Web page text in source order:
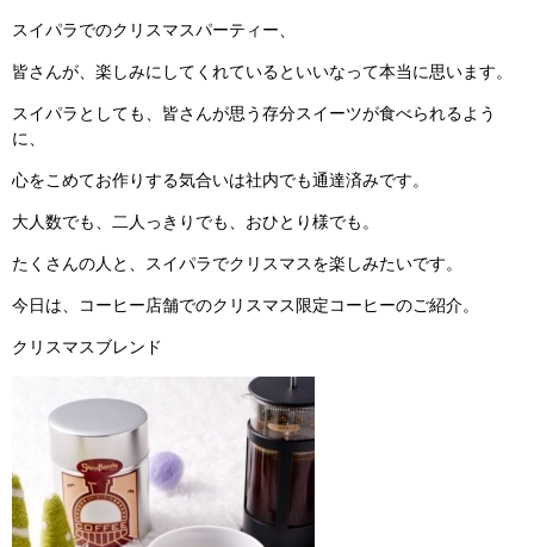
スイパラでのクリスマスパーティー、
皆さんが、楽しみにしてくれているといいなって本当に思います。
スイパラとしても、皆さんが思う存分スイーツが食べられるよう
に、
心をこめてお作りする気合いは社内でも通達済みです。
大人数でも、二人っきりでも、おひとり様でも。
たくさんの人と、スイパラでクリスマスを楽しみたいです。
今日は、コーヒー店舗でのクリスマス限定コーヒーのご紹介。
クリスマスブレンド